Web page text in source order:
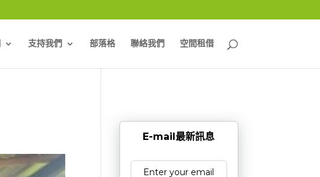
支持我們 部落格 聯絡我們 空間租借
E-mail最新訊息